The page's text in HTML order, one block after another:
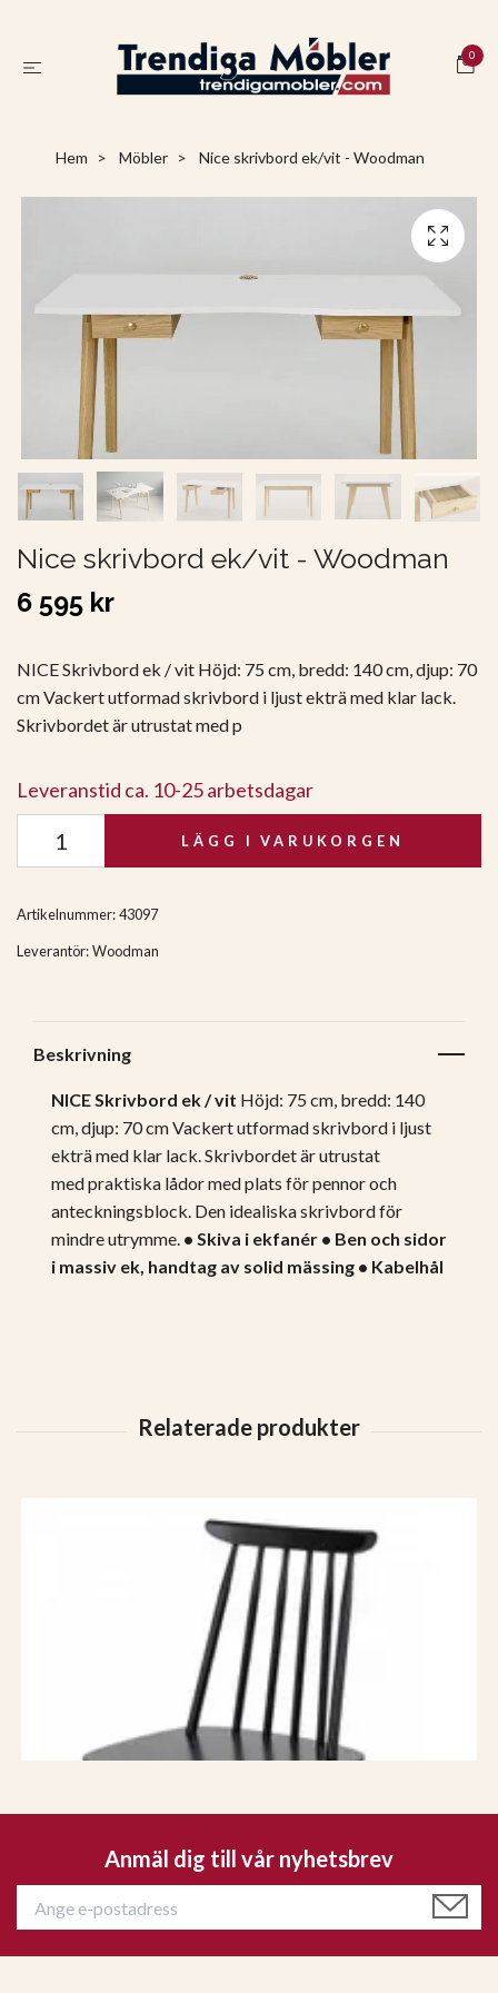
0
Hem Möbler Nice skrivbord ek/vit - Woodman
Nice skrivbord ek/vit - Woodman
6 595 kr
NICE Skrivbord ek / vit Höjd: 75 cm, bredd: 140 cm, djup: 70
cm Vackert utformad skrivbord i ljust ekträ med klar lack.
Skrivbordet är utrustat med p
Leveranstid ca. 10-25 arbetsdagar
LÄGG I VARUKORGEN
Artikelnummer:43097
Leverantör:Woodman
Beskrivning
NICE Skrivbord ek / vit Höjd: 75 cm, bredd: 140
cm, djup: 70 cm Vackert utformad skrivbord i ljust
ekträ med klar lack. Skrivbordet är utrustat
med praktiska lådor med plats för pennor och
anteckningsblock. Den idealiska skrivbord för
mindre utrymme. • Skiva i ekfanér • Ben och sidor
i massiv ek, handtag av solid mässing • Kabelhål
Anmäl dig till vår nyhetsbrev